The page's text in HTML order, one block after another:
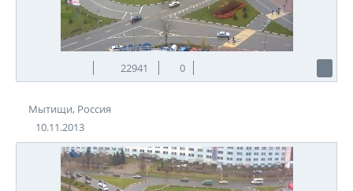
22941 0
Мытищи, Россия
10.11.2013